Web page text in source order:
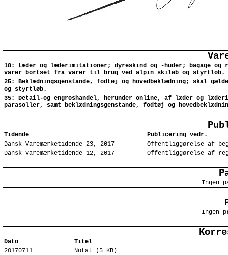
18: Læder og læderimitationer; dyreskind og -huder; bagage
varer bortset fra varer til brug ved alpin skiløb og styrtløb.
25: Beklædningsgenstande, fodtøj og hovedbeklædning; skal
og styrtløb.
35: Detail-og engroshandel, herunder online, af læder og
parasoller, samt beklædningsgenstande, fodtøj og
Tidende
Publicering vedr.
Dansk Varemærketidende 23, 2017
Offentliggørelse af
Dansk Varemærketidende 12, 2017
Offentliggørelse af
Ingen
Ingen
Dato
Titel
20170711
Notat (5 KB)